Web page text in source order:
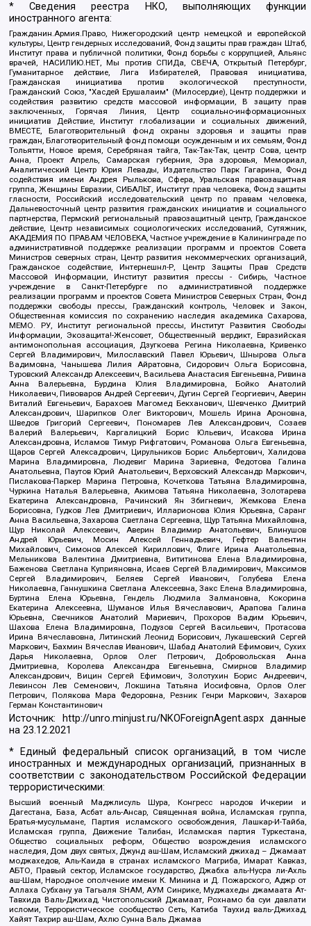
* Сведения реестра НКО, выполняющих функции
иностранного агента:
Гражданин.Армия.Право, Нижегородский центр немецкой и европейской
культуры, Центр гендерных исследований, Фонд защиты прав граждан Штаб,
Институт права и публичной политики, Фонд борьбы с коррупцией, Альянс
врачей, НАСИЛИЮ.НЕТ, Мы против СПИДа, СВЕЧА, Открытый Петербург,
Гуманитарное действие, Лига Избирателей, Правовая инициатива,
Гражданская инициатива против экологической преступности,
Гражданский Союз, "Хасдей Ерушалаим" (Милосердие), Центр поддержки и
содействия развитию средств массовой информации, В защиту прав
заключенных, Горячая Линия, Центр социально-информационных
инициатив Действие, Институт глобализации и социальных движений,
ВМЕСТЕ, Благотворительный фонд охраны здоровья и защиты прав
граждан, Благотворительный фонд помощи осужденным и их семьям, Фонд
Тольятти, Новое время, Серебряная тайга, Так-Так-Так, центр Сова, центр
Анна, Проект Апрель, Самарская губерния, Эра здоровья, Мемориал,
Аналитический Центр Юрия Левады, Издательство Парк Гагарина, Фонд
содействия имени Андрея Рылькова, Сфера, Уральская правозащитная
группа, Женщины Евразии, СИБАЛЬТ, Институт прав человека, Фонд защиты
гласности, Российский исследовательский центр по правам человека,
Дальневосточный центр развития гражданских инициатив и социального
партнерства, Пермский региональный правозащитный центр, Гражданское
действие, Центр независимых социологических исследований, Сутяжник,
АКАДЕМИЯ ПО ПРАВАМ ЧЕЛОВЕКА, Частное учреждение в Калининграде по
административной поддержке реализации программ и проектов Совета
Министров северных стран, Центр развития некоммерческих организаций,
Гражданское содействие, Интернешнл-Р, Центр Защиты Прав Средств
Массовой Информации, Институт развития прессы - Сибирь, Частное
учреждение в Санкт-Петербурге по административной поддержке
реализации программ и проектов Совета Министров Северных Стран, Фонд
поддержки свободы прессы, Гражданский контроль, Человек и Закон,
Общественная комиссия по сохранению наследия академика Сахарова,
МЕМО. РУ, Институт региональной прессы, Институт Развития Свободы
Информации, Экозащита!-Женсовет, Общественный вердикт, Евразийская
антимонопольная ассоциация, Дзугкоева Регина Николаевна, Кривенко
Сергей Владимирович, Милославский Павел Юрьевич, Шнырова Ольга
Вадимовна, Чанышева Лилия Айратовна, Сидорович Ольга Борисовна,
Туровский Александр Алексеевич, Васильева Анастасия Евгеньевна, Ривина
Анна Валерьевна, Бурдина Юлия Владимировна, Бойко Анатолий
Николаевич, Пивоваров Андрей Сергеевич, Дугин Сергей Георгиевич, Аверин
Виталий Евгеньевич, Барахоев Магомед Бекханович, Шевченко Дмитрий
Александрович, Шарипков Олег Викторович, Мошель Ирина Ароновна,
Шведов Григорий Сергеевич, Пономарев Лев Александрович, Созаев
Валерий Валерьевич, Каргалицкий Борис Юльевич, Исакова Ирина
Александровна, Исламов Тимур Рифгатович, Романова Ольга Евгеньевна,
Щаров Сергей Алексадрович, Цирульников Борис Альбертович, Халидова
Марина Владимировна, Людевиг Марина Зариевна, Федотова Галина
Анатольевна, Паутов Юрий Анатольевич, Верховский Александр Маркович,
Пислакова-Паркер Марина Петровна, Кочеткова Татьяна Владимировна,
Чуркина Наталья Валерьевна, Акимова Татьяна Николаевна, Золотарева
Екатерина Александровна, Рачинский Ян Збигневич, Жемкова Елена
Борисовна, Гудков Лев Дмитриевич, Илларионова Юлия Юрьевна, Саранг
Анна Васильевна, Захарова Светлана Сергеевна, Щур Татьяна Михайловна,
Щур Николай Алексеевич, Аверин Владимир Анатольевич, Блинушов
Андрей Юрьевич, Мосин Алексей Геннадьевич, Гефтер Валентин
Михайлович, Симонов Алексей Кириллович, Флиге Ирина Анатольевна,
Мельникова Валентина Дмитриевна, Вититинова Елена Владимировна,
Баженова Светлана Куприяновна, Исаев Сергей Владимирович, Максимов
Сергей Владимирович, Беляев Сергей Иванович, Голубева Елена
Николаевна, Ганнушкина Светлана Алексеевна, Закс Елена Владимировна,
Буртина Елена Юрьевна, Гендель Людмила Залмановна, Кокорина
Екатерина Алексеевна, Шуманов Илья Вячеславович, Арапова Галина
Юрьевна, Свечников Анатолий Мариевич, Прохоров Вадим Юрьевич,
Шахова Елена Владимировна, Подузов Сергей Васильевич, Протасова
Ирина Вячеславовна, Литинский Леонид Борисович, Лукашевский Сергей
Маркович, Бахмин Вячеслав Иванович, Шабад Анатолий Ефимович, Сухих
Дарья Николаевна, Орлов Олег Петрович, Добровольская Анна
Дмитриевна, Королева Александра Евгеньевна, Смирнов Владимир
Александрович, Вицин Сергей Ефимович, Золотухин Борис Андреевич,
Левинсон Лев Семенович, Локшина Татьяна Иосифовна, Орлов Олег
Петрович, Полякова Мара Федоровна, Резник Генри Маркович, Захаров
Герман Константинович
Источник: http://unro.minjust.ru/NKOForeignAgent.aspxданные
на23.12.2021
* Единый федеральный список организаций, в том числе
иностранных и международных организаций, признанных в
соответствии с законодательством Российской Федерации
террористическими:
Высший военный Маджлисуль Шура, Конгресс народов Ичкерии и
Дагестана, База, Асбат аль-Ансар, Священная война, Исламская группа,
Братья-мусульмане, Партия исламского освобождения, Лашкар-И-Тайба,
Исламская группа, Движение Талибан, Исламская партия Туркестана,
Общество социальных реформ, Общество возрождения исламского
наследия, Дом двух святых, Джунд аш-Шам, Исламский джихад – Джамаат
моджахедов, Аль-Каида в странах исламского Магриба, Имарат Кавказ,
АБТО, Правый сектор, Исламское государство, Джабха аль-Нусра ли-Ахль
аш-Шам, Народное ополчение имени К. Минина и Д. Пожарского, Аджр от
Аллаха Субхану уа Тагьаля SHAM, АУМ Синрике, Муджахеды джамаата Ат-
Тавхида Валь-Джихад, Чистопольский Джамаат, Рохнамо ба суи давлати
исломи, Террористическое сообщество Сеть, Катиба Таухид валь-Джихад,
Хайят Тахрир аш-Шам, Ахлю Сунна Валь Джамаа